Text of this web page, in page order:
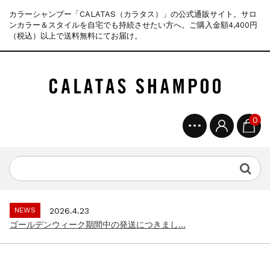
カラーシャンプー「CALATAS（カラタス）」の公式通販サイト。サロ
ンカラー＆スタイルを自宅でも持続させたい方へ。ご購入金額4,400円
（税込）以上で送料無料にてお届け。
0
ゴールデンウィーク期間中の商品発送とカス...
NEWS
2026.7.29
NEWS
2026.4.23
ゴールデンウィーク期間中の発送につきまし...